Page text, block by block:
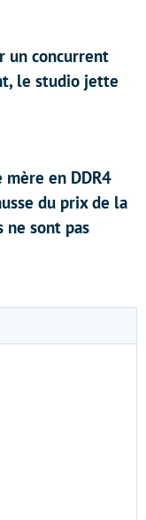
un concurrent
le studio jette
en DDR4
du prix de la
ne sont pas